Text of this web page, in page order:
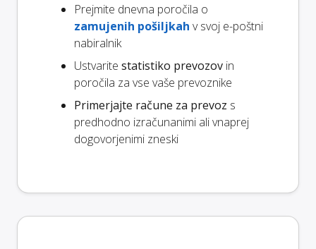
Prejmite dnevna poročila o
zamujenih pošiljkah v svoj e-poštni
nabiralnik
Ustvarite statistiko prevozov in
poročila za vse vaše prevoznike
Primerjajte račune za prevoz s
predhodno izračunanimi ali vnaprej
dogovorjenimi zneski